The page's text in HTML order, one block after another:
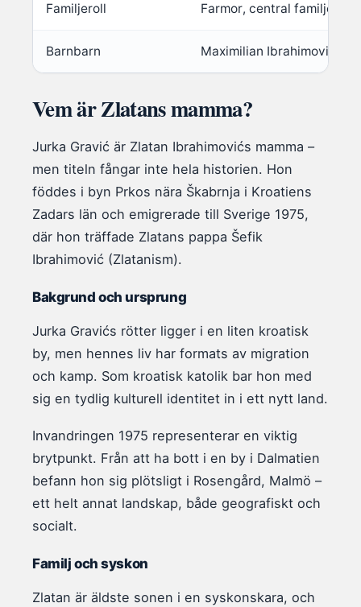
Familjeroll Farmor, central familjefigur
Barnbarn Maximilian Ibrahimović
Vem är Zlatans mamma?
Jurka Gravić är Zlatan Ibrahimovićs mamma –
men titeln fångar inte hela historien. Hon
föddes i byn Prkos nära Škabrnja i Kroatiens
Zadars län och emigrerade till Sverige 1975,
där hon träffade Zlatans pappa Šefik
Ibrahimović (Zlatanism).
Bakgrund och ursprung
Jurka Gravićs rötter ligger i en liten kroatisk
by, men hennes liv har formats av migration
och kamp. Som kroatisk katolik bar hon med
sig en tydlig kulturell identitet in i ett nytt land.
Invandringen 1975 representerar en viktig
brytpunkt. Från att ha bott i en by i Dalmatien
befann hon sig plötsligt i Rosengård, Malmö –
ett helt annat landskap, både geografiskt och
socialt.
Familj och syskon
Zlatan är äldste sonen i en syskonskara, och